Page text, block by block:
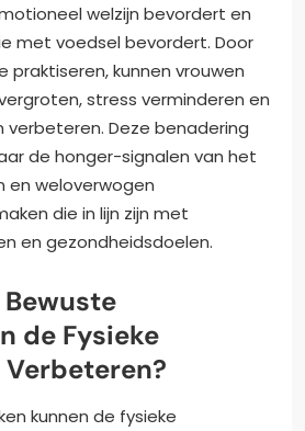
welzijn bevordert en
met voedsel bevordert. Door
kunnen vrouwen
stress verminderen en
verbeteren. Deze benadering
de honger-signalen van het
en weloverwogen
die in lijn zijn met
en gezondheidsdoelen.
Bewuste
de Fysieke
kunnen de fysieke